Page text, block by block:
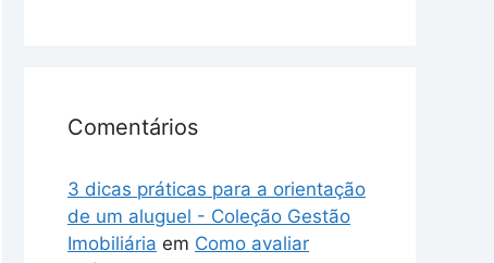
Comentários
3 dicas práticas para a orientação
de um aluguel - Coleção Gestão
Imobiliária em Como avaliar